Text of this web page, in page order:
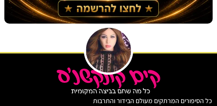
המרתקים מעולם הבידור והתרבות